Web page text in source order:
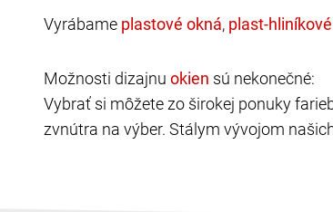
Vyrábame ,
Možnosti dizajnu
sú nekonečné:
Vybrať si môžete zo širokej ponuky
zvnútra na výber. Stálym vývojom